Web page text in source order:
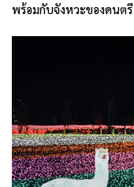
พร้อมกับจังหวะของดนตรี